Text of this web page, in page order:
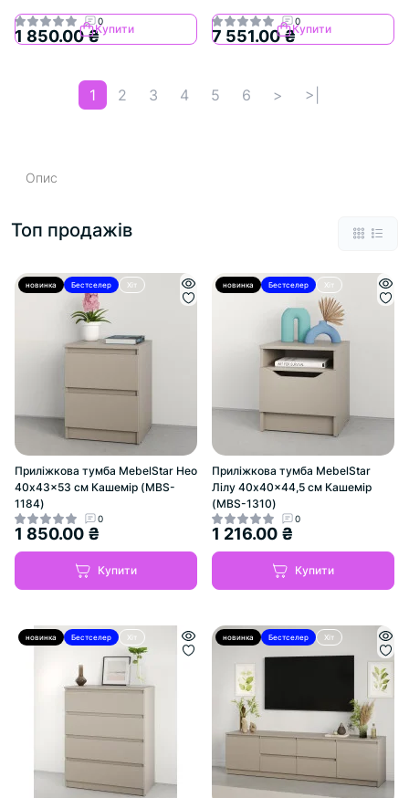
0
1 850.00 ₴Купити
0
7 551.00 ₴Купити
1 2 3 4 5 6 > >|
Опис
Топ продажів
новинка Бестселер Хіт
Приліжкова тумба MebelStar Нео
40x43x53 см Кашемір (MBS-
1184)
0
1 850.00 ₴
Купити
новинка Бестселер Хіт
Приліжкова тумба MebelStar
Лілу 40x40x44,5 см Кашемір
(MBS-1310)
0
1 216.00 ₴
Купити
новинка Бестселер Хіт новинка Бестселер Хіт